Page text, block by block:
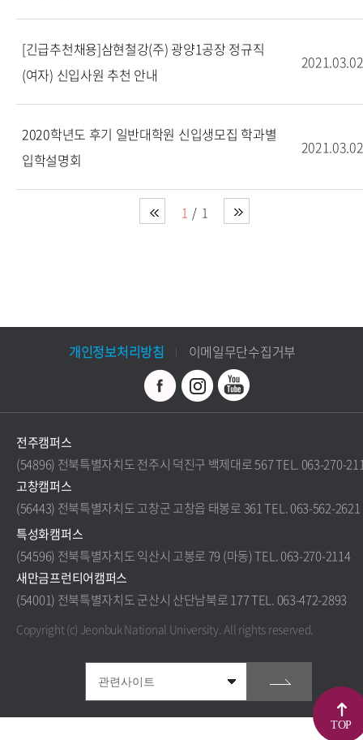
[긴급추천채용]삼현철강(주) 광양1공장 정규직
(여자) 신입사원 추천 안내
2021.03.02
2020학년도 후기 일반대학원 신입생모집 학과별
입학설명회
2021.03.02
1 1
개인정보처리방침 이메일무단수집거부
전주캠퍼스
(54896) 전북특별자치도 전주시 덕진구 백제대로 567 TEL. 063-270-
고창캠퍼스
(56443) 전북특별자치도 고창군 고창읍 태봉로 361 TEL. 063-562-2621
특성화캠퍼스
(54596) 전북특별자치도 익산시 고봉로 79 (마동) TEL. 063-270-2114
새만금프런티어캠퍼스
(54001) 전북특별자치도 군산시 산단남북로 177 TEL. 063-472-2893
Copyright (c) Jeonbuk National University.All rights reserved.
TOP